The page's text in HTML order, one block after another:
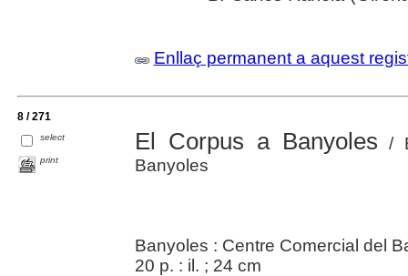
Enllaç permanent a aquest
8 / 271
select
print
El Corpus a Banyoles /
Banyoles
Banyoles : Centre Comercial del
20 p. : il. ; 24 cm